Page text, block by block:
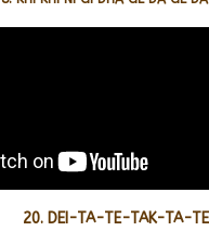
20. DEI-TA-TE-TAK-TA-TE